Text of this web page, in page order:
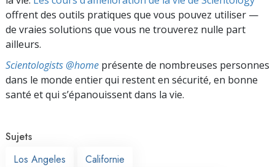
offrent des outils pratiques que vous pouvez utiliser —
de vraies solutions que vous ne trouverez nulle part
ailleurs.
Scientologists @home présente de nombreuses personnes
dans le monde entier qui restent en sécurité, en bonne
santé et qui s’épanouissent dans la vie.
Sujets
Los Angeles
Californie